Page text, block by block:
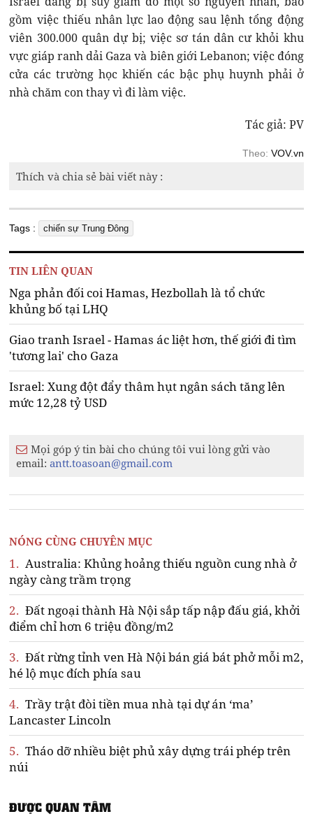
gồm việc thiếu nhân lực lao động sau lệnh tổng động
viên 300.000 quân dự bị; việc sơ tán dân cư khỏi khu
vực giáp ranh dải Gaza và biên giới Lebanon; việc đóng
cửa các trường học khiến các bậc phụ huynh phải ở
nhà chăm con thay vì đi làm việc.
Tác giả: PV
Theo: VOV.vn
Thích và chia sẻ bài viết này :
Tags : chiến sự Trung Đông
TIN LIÊN QUAN
Nga phản đối coi Hamas, Hezbollah là tổ chức
khủng bố tại LHQ
Giao tranh Israel - Hamas ác liệt hơn, thế giới đi tìm
'tương lai' cho Gaza
Israel: Xung đột đẩy thâm hụt ngân sách tăng lên
mức 12,28 tỷ USD
Mọi góp ý tin bài cho chúng tôi vui lòng gửi vào
email:antt.toasoan@gmail.com
NÓNG CÙNG CHUYÊN MỤC
1. Australia: Khủng hoảng thiếu nguồn cung nhà ở
ngày càng trầm trọng
2. Đất ngoại thành Hà Nội sắp tấp nập đấu giá, khởi
điểm chỉ hơn 6 triệu đồng/m2
3. Đất rừng tỉnh ven Hà Nội bán giá bát phở mỗi m2,
hé lộ mục đích phía sau
4. Trầy trật đòi tiền mua nhà tại dự án ‘ma’
Lancaster Lincoln
5. Tháo dỡ nhiều biệt phủ xây dựng trái phép trên
núi
ĐƯỢC QUAN TÂM